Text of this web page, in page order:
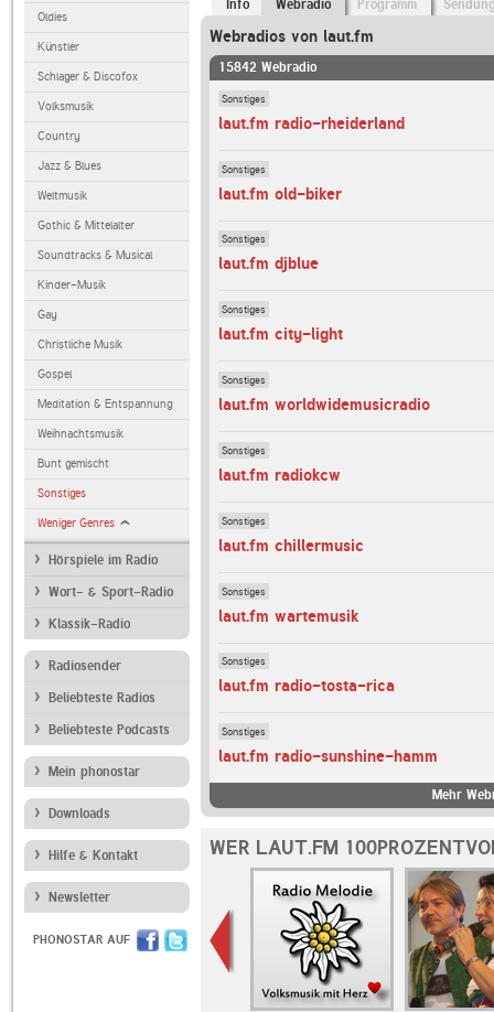
Oldies
Künstler
Schlager & Discofox
Volksmusik
Country
Jazz & Blues
Weltmusik
Gothic & Mittelalter
Soundtracks & Musical
Kinder-Musik
Gay
Christliche Musik
Gospel
Meditation & Entspannung
Weihnachtsmusik
Bunt gemischt
Sonstiges
Weniger Genres
Hörspiele im Radio
Wort- & Sport-Radio
Klassik-Radio
Radiosender
Beliebteste Radios
Beliebteste Podcasts
Mein phonostar
Downloads
Hilfe & Kontakt
Newsletter
PHONOSTAR AUF
Info Webradio Programm
Webradios von laut.fm
15842 Webradio
Sonstiges
laut.fm radio-rheiderland
Sonstiges
laut.fm old-biker
Sonstiges
laut.fm djblue
Sonstiges
laut.fm city-light
Sonstiges
laut.fm worldwidemusicradio
Sonstiges
laut.fm radiokcw
Sonstiges
laut.fm chillermusic
Sonstiges
laut.fm wartemusik
Sonstiges
laut.fm radio-tosta-rica
Sonstiges
laut.fm radio-sunshine-hamm
Mehr
WER LAUT.FM